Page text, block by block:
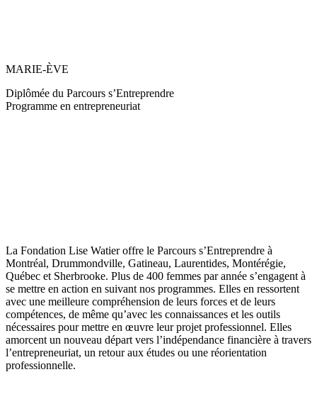
MARIE-ÈVE
Diplômée du Parcours s’Entreprendre
Programme en entrepreneuriat
La Fondation Lise Watier offre le Parcours s’Entreprendre à
Montréal, Drummondville, Gatineau, Laurentides, Montérégie,
Québec et Sherbrooke. Plus de 400 femmes par année s’engagent à
se mettre en action en suivant nos programmes. Elles en ressortent
avec une meilleure compréhension de leurs forces et de leurs
compétences, de même qu’avec les connaissances et les outils
nécessaires pour mettre en œuvre leur projet professionnel. Elles
amorcent un nouveau départ vers l’indépendance financière à travers
l’entrepreneuriat, un retour aux études ou une réorientation
professionnelle.